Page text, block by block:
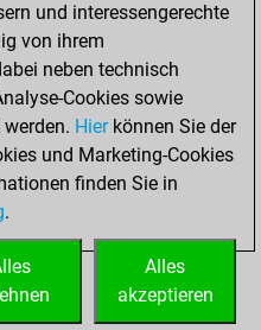
0
0
und interessengerechte
von ihrem
neben technisch
Cookies sowie
Hierkönnen Sie der
und Marketing-Cookies
finden Sie in
.
Alles
akzeptieren